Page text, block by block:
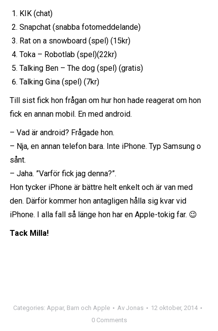
KIK (chat)
Snapchat (snabba fotomeddelande)
Rat on a snowboard (spel) (15kr)
Toka – Robotlab (spel)(22kr)
Talking Ben – The dog (spel) (gratis)
Talking Gina (spel) (7kr)
Till sist fick hon frågan om hur hon hade reagerat om hon
fick en annan mobil. En med android.
– Vad är android? Frågade hon.
– Nja, en annan telefon bara. Inte iPhone. Typ Samsung o
sånt.
– Jaha. ”Varför fick jag denna?”.
Hon tycker iPhone är bättre helt enkelt och är van med
den. Därför kommer hon antagligen hålla sig kvar vid
iPhone. I alla fall så länge hon har en Apple-tokig far. 😉
Tack Milla!
Categories: Appar, Barn och Apple Av Jonas
12 oktober, 2014
0 Comments